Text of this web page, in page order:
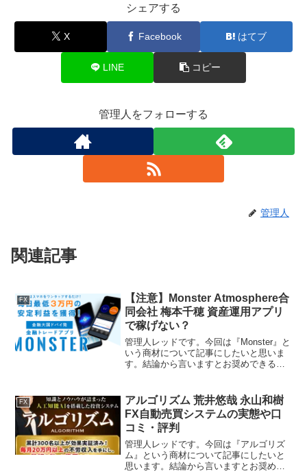
シェアする
X Facebook はてブ
LINE コピー
管理人をフォローする
管理人
関連記事
FX
【注意】Monster Atmosphere合
同会社 梅本千穂 資産運用アプリ
で稼げない？
管理人レッドです。今回は『Monster』と
いう商材について記事にしたいと思いま
す。結論から言いますとお奨めできるも
づく表示販売会社Atmosphere合同会社運
営責任...
FX
アルゴリズム 荒井悠哉 永山和樹
FX自動売買システムの実態や口
コミ・評判
管理人レッドです。今回は『アルゴリズ
ム』という商材について記事にしたいと
思います。結論から言いますとお奨めで